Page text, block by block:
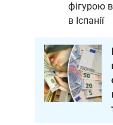
фігурою в
в Іспанії